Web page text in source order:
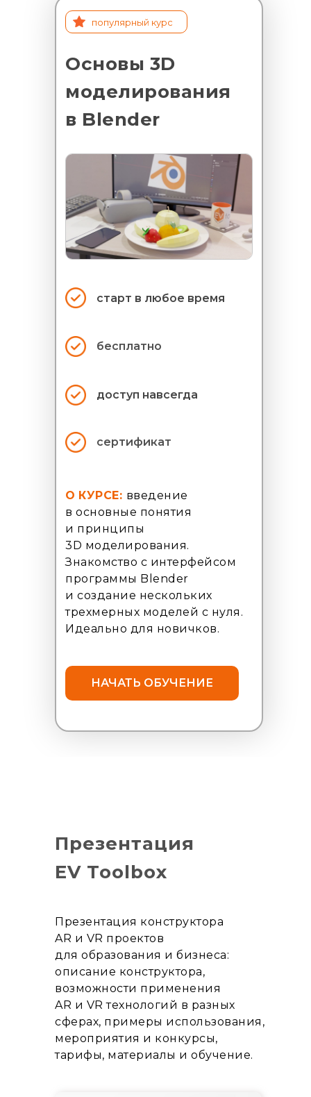
Основы 3D
моделирования
в Blender
О КУРСЕ: введение
в основные понятия
и принципы
3D моделирования.
Знакомство с интерфейсом
программы Blender
и создание нескольких
трехмерных моделей с нуля.
Идеально для новичков.
НАЧАТЬ ОБУЧЕНИЕ
популярный курс
старт в любое время
бесплатно
доступ навсегда
сертификат
Презентация
EV Toolbox
Презентация конструктора
AR и VR проектов
для образования и бизнеса:
описание конструктора,
возможности применения
AR и VR технологий в разных
сферах, примеры использования,
мероприятия и конкурсы,
тарифы, материалы и обучение.